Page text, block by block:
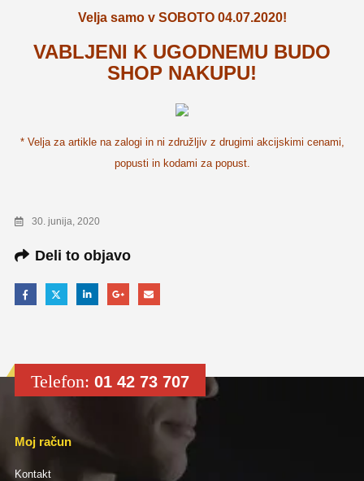
Velja samo v SOBOTO 04.07.2020!
VABLJENI K UGODNEMU BUDO
SHOP NAKUPU!
* Velja za artikle na zalogi in ni združljiv z drugimi akcijskimi cenami,
popusti in kodami za popust.
30. junija, 2020
Deli to objavo
Telefon: 01 42 73 707
Moj račun
Kontakt